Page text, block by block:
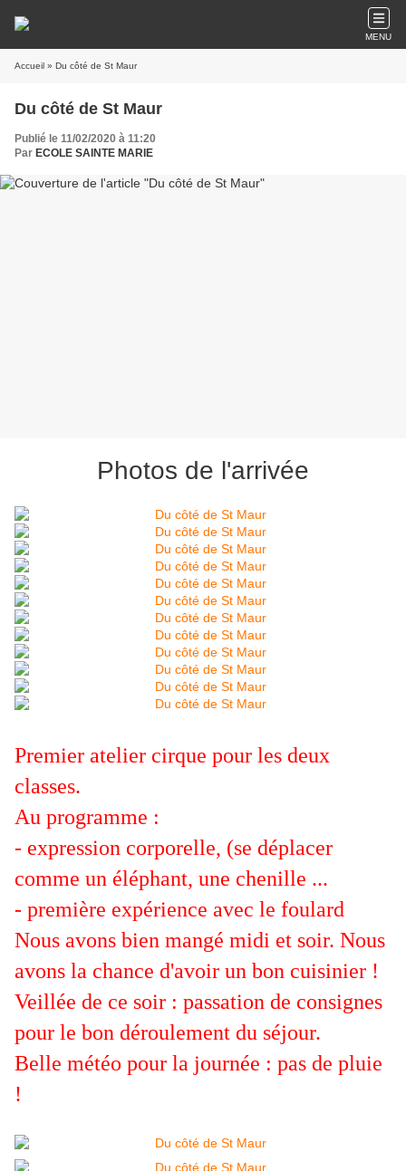
MENU
Accueil » Du côté de St Maur
Du côté de St Maur
Publié le 11/02/2020 à 11:20
Par ECOLE SAINTE MARIE
Photos de l'arrivée
Premier atelier cirque pour les deux
classes.
Au programme :
- expression corporelle, (se déplacer
comme un éléphant, une chenille ...
- première expérience avec le foulard
Nous avons bien mangé midi et soir. Nous
avons la chance d'avoir un bon cuisinier !
Veillée de ce soir : passation de consignes
pour le bon déroulement du séjour.
Belle météo pour la journée : pas de pluie
!